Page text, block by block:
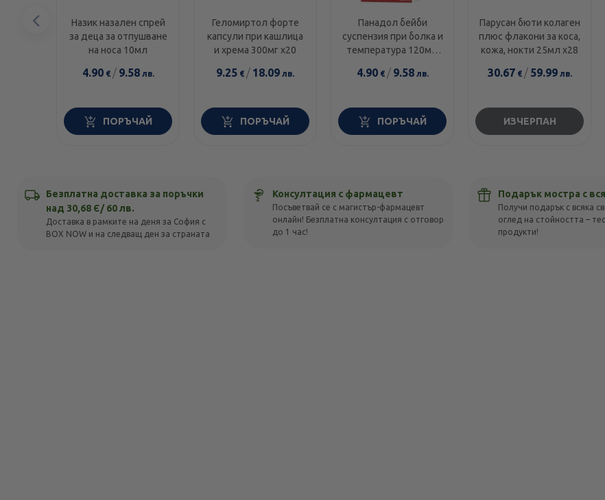
Назик назален спрей
за деца за отпушване
на носа 10мл
4.90€ / 9.58лв.
ПОРЪЧАЙ
Геломиртол форте
капсули при кашлица
и хрема 300мг х20
9.25 € / 18.09 лв.
ПОРЪЧАЙ
Панадол бейби
суспензия при болка и
температура 120мг/
4.90€ / 9.58лв.
ПОРЪЧАЙ
Парусан бюти колаген
плюс флакони за коса,
кожа, нокти 25мл х28
30.67 € / 59.99лв.
ИЗЧЕРПАН
Предишен
елемент
Безплатна доставка за поръчки
над 30,68 Є/ 60 лв.
Доставка в рамките на деня за София с
BOX NOW и на следващ ден за страната
Консултация с фармацевт
Посъветвай се с магистър-фармацевт
онлайн! Безплатна консултация с отговор
до 1 час!
Подарък мостра с
Получи подарък с всяка
оглед на стойността –
продукти!